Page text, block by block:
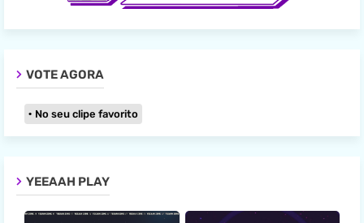
VOTE AGORA
No seu clipe favorito
YEEAAH PLAY